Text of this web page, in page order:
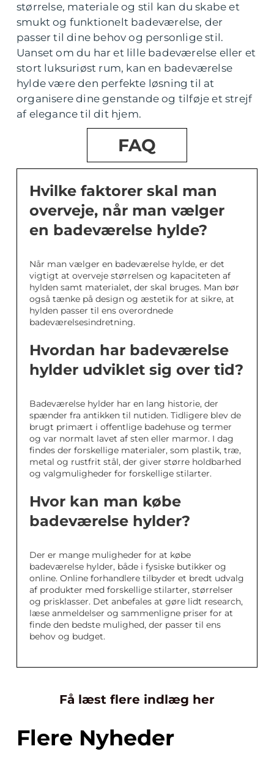
størrelse, materiale og stil kan du skabe et
smukt og funktionelt badeværelse, der
passer til dine behov og personlige stil.
Uanset om du har et lille badeværelse eller et
stort luksuriøst rum, kan en badeværelse
hylde være den perfekte løsning til at
organisere dine genstande og tilføje et strejf
af elegance til dit hjem.
FAQ
Hvilke faktorer skal man
overveje, når man vælger
en badeværelse hylde?
Når man vælger en badeværelse hylde, er det
vigtigt at overveje størrelsen og kapaciteten af
hylden samt materialet, der skal bruges. Man bør
også tænke på design og æstetik for at sikre, at
hylden passer til ens overordnede
badeværelsesindretning.
Hvordan har badeværelse
hylder udviklet sig over tid?
Badeværelse hylder har en lang historie, der
spænder fra antikken til nutiden. Tidligere blev de
brugt primært i offentlige badehuse og termer
og var normalt lavet af sten eller marmor. I dag
findes der forskellige materialer, som plastik, træ,
metal og rustfrit stål, der giver større holdbarhed
og valgmuligheder for forskellige stilarter.
Hvor kan man købe
badeværelse hylder?
Der er mange muligheder for at købe
badeværelse hylder, både i fysiske butikker og
online. Online forhandlere tilbyder et bredt udvalg
af produkter med forskellige stilarter, størrelser
og prisklasser. Det anbefales at gøre lidt research,
læse anmeldelser og sammenligne priser for at
finde den bedste mulighed, der passer til ens
behov og budget.
Få læst flere indlæg her
Flere Nyheder